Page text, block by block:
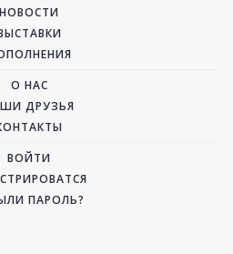
НОВОСТИ
О НАС
ДРУЗЬЯ
ВОЙТИ
ПАРОЛЬ?